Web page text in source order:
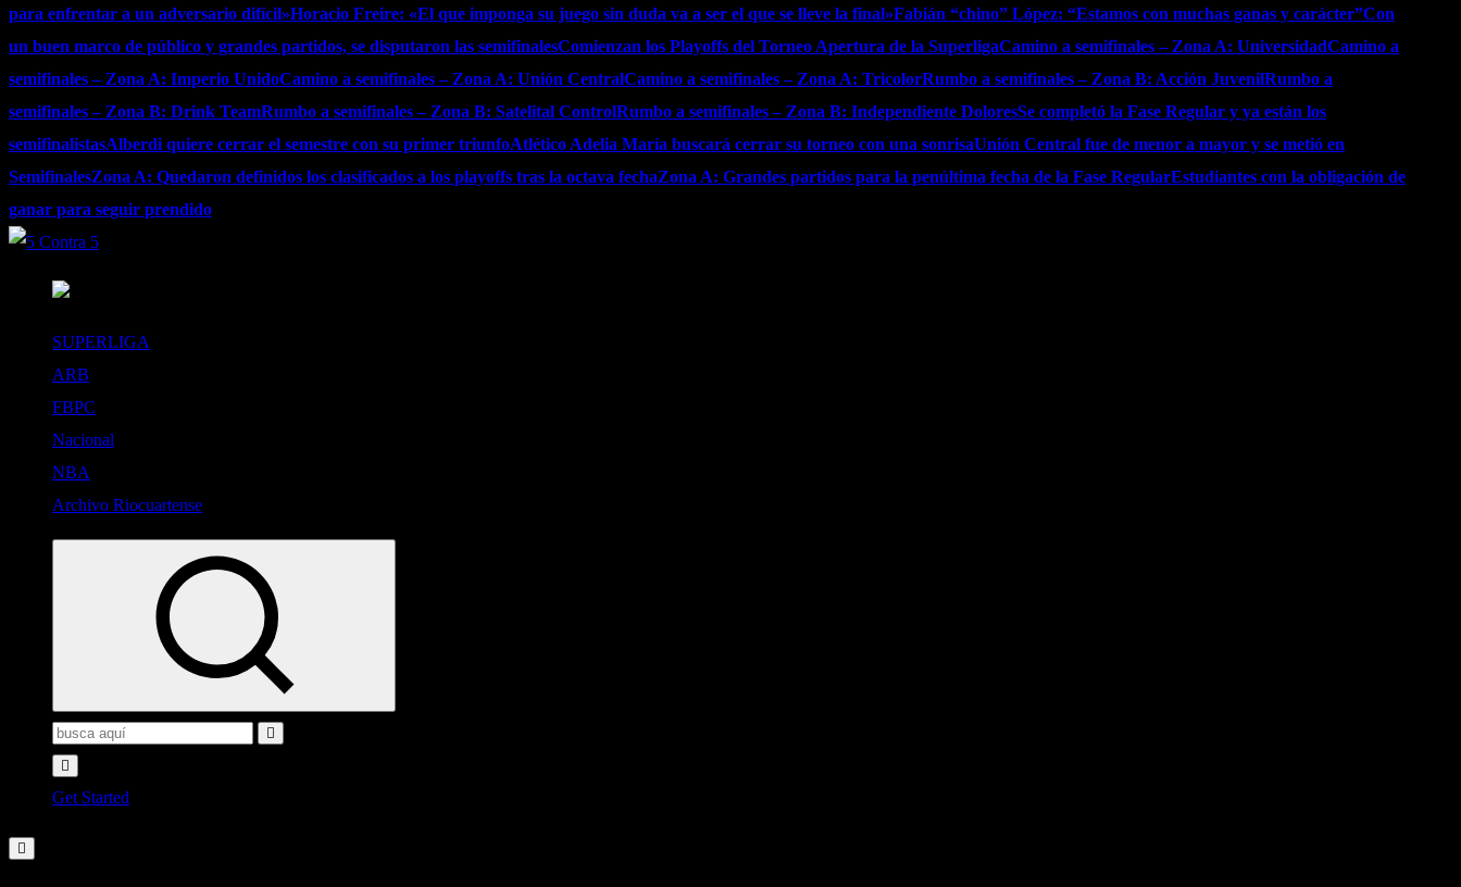
para enfrentar a un adversario difícil»Horacio Freire: «El que imponga su juego sin duda va a ser el que se lleve la final»Fabián “chino” López: “Estamos con muchas ganas y carácter”Con
un buen marco de público y grandes partidos, se disputaron las semifinalesComienzan los Playoffs del Torneo Apertura de la SuperligaCamino a semifinales – Zona A: UniversidadCamino a
semifinales – Zona A: Imperio UnidoCamino a semifinales – Zona A: Unión CentralCamino a semifinales – Zona A: TricolorRumbo a semifinales – Zona B: Acción JuvenilRumbo a
semifinales – Zona B: Drink TeamRumbo a semifinales – Zona B: Satelital ControlRumbo a semifinales – Zona B: Independiente DoloresSe completó la Fase Regular y ya están los
semifinalistasAlberdi quiere cerrar el semestre con su primer triunfoAtlético Adelia María buscará cerrar su torneo con una sonrisaUnión Central fue de menor a mayor y se metió en
SemifinalesZona A: Quedaron definidos los clasificados a los playoffs tras la octava fechaZona A: Grandes partidos para la penúltima fecha de la Fase RegularEstudiantes con la obligación de
ganar para seguir prendido
SUPERLIGA
ARB
FBPC
Nacional
NBA
Archivo Riocuartense
Buscar:
Get Started